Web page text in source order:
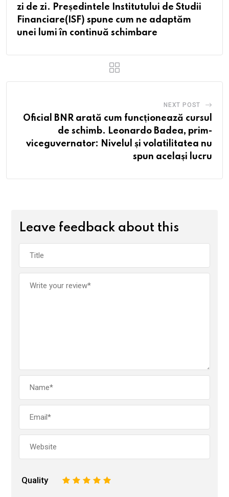
zi de zi. Președintele Institutului de Studii
Financiare(ISF) spune cum ne adaptăm
unei lumi în continuă schimbare
NEXT POST
Oficial BNR arată cum funcționează cursul
de schimb. Leonardo Badea, prim-
viceguvernator: Nivelul și volatilitatea nu
spun același lucru
Leave feedback about this
Quality 5
4
3
2